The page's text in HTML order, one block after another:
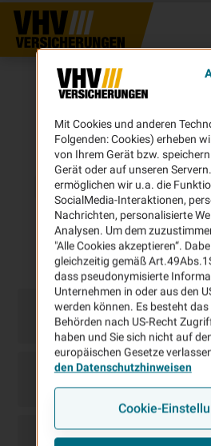
Mit Cookies und anderen
Folgenden: Cookies) erheben
von Ihrem Gerät bzw.
Gerät oder auf unseren
ermöglichen wir u.a. die
SocialMedia-Interaktionen,
Nachrichten, personalisierte
Analysen. Um dem
"Alle Cookies akzeptieren“.
gleichzeitig gemäß
dass pseudonymisierte
Unternehmen in oder aus den
werden können. Es besteht das
Behörden nach US-Recht
haben und Sie sich nicht auf
europäischen Gesetze
den Datenschutzhinweisen
Cookie-